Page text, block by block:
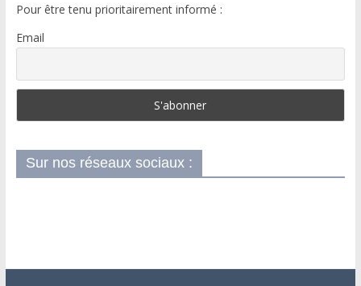
Pour être tenu prioritairement informé :
Email
Sur nos réseaux sociaux :